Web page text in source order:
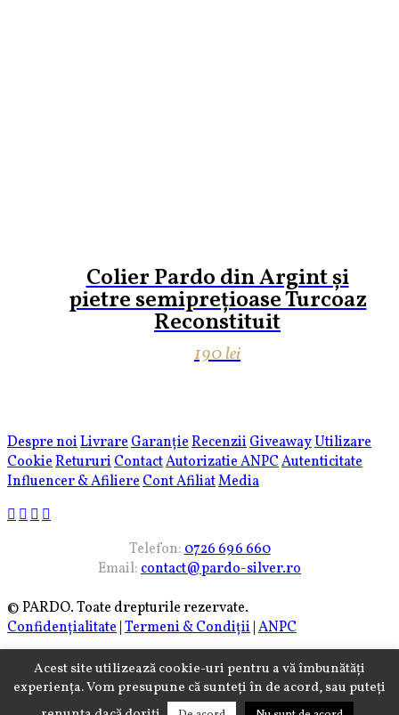
Colier Pardo din Argint și
pietre semiprețioase Turcoaz
Reconstituit
190lei
Despre noiLivrareGaranțieRecenziiGiveawayUtilizare
CookieRetururiContactAutorizatie ANPCAutenticitate
Influencer & AfiliereCont AfiliatMedia
Telefon:0726 696 660
Email:contact@pardo-silver.ro
© PARDO. Toate drepturile rezervate.
Confidențialitate Termeni & Condiții ANPC
Acest site utilizează cookie-uri pentru a vă îmbunătăți
experiența. Vom presupune că sunteți în de acord, sau puteți